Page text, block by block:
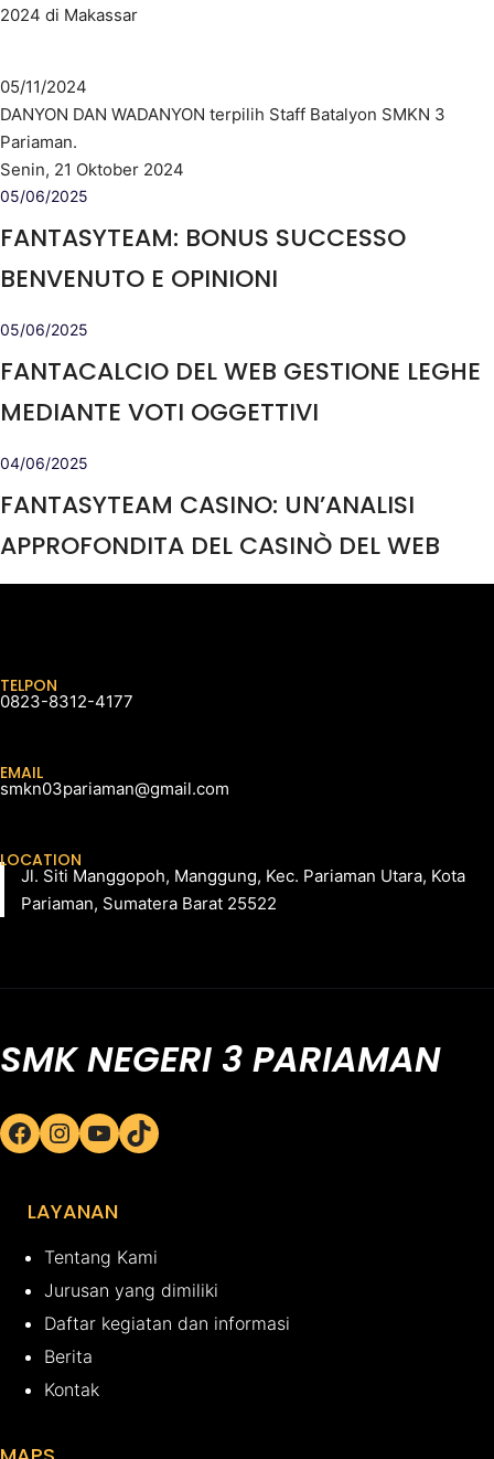
2024 di Makassar
05/11/2024
DANYON DAN WADANYON terpilih Staff Batalyon SMKN 3
Pariaman.
Senin, 21 Oktober 2024
05/06/2025
FANTASYTEAM: BONUS SUCCESSO
BENVENUTO E OPINIONI
05/06/2025
FANTACALCIO DEL WEB GESTIONE LEGHE
MEDIANTE VOTI OGGETTIVI
04/06/2025
FANTASYTEAM CASINO: UN’ANALISI
APPROFONDITA DEL CASINÒ DEL WEB
TELPON
0823-8312-4177
EMAIL
smkn03pariaman@gmail.com
LOCATION
Jl. Siti Manggopoh, Manggung, Kec. Pariaman Utara, Kota
Pariaman, Sumatera Barat 25522
SMK NEGERI 3 PARIAMAN
Facebook Instagram YouTube TikTok
LAYANAN
Tentang Kami
Jurusan yang dimiliki
Daftar kegiatan dan informasi
Berita
Kontak